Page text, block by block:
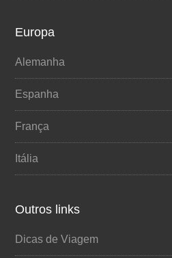
Europa
Alemanha
Espanha
França
Itália
Outros links
Dicas de Viagem